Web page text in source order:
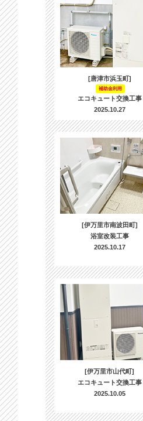
[唐津市浜玉町]
補助金利用
エコキュート交換工事
2025.10.27
[伊万里市南波田町]
浴室改装工事
2025.10.17
[伊万里市山代町]
エコキュート交換工事
2025.10.05